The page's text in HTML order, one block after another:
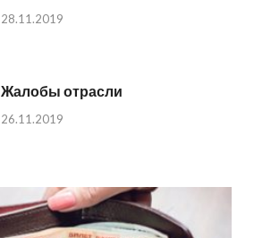
28.11.2019
Жалобы отрасли
26.11.2019